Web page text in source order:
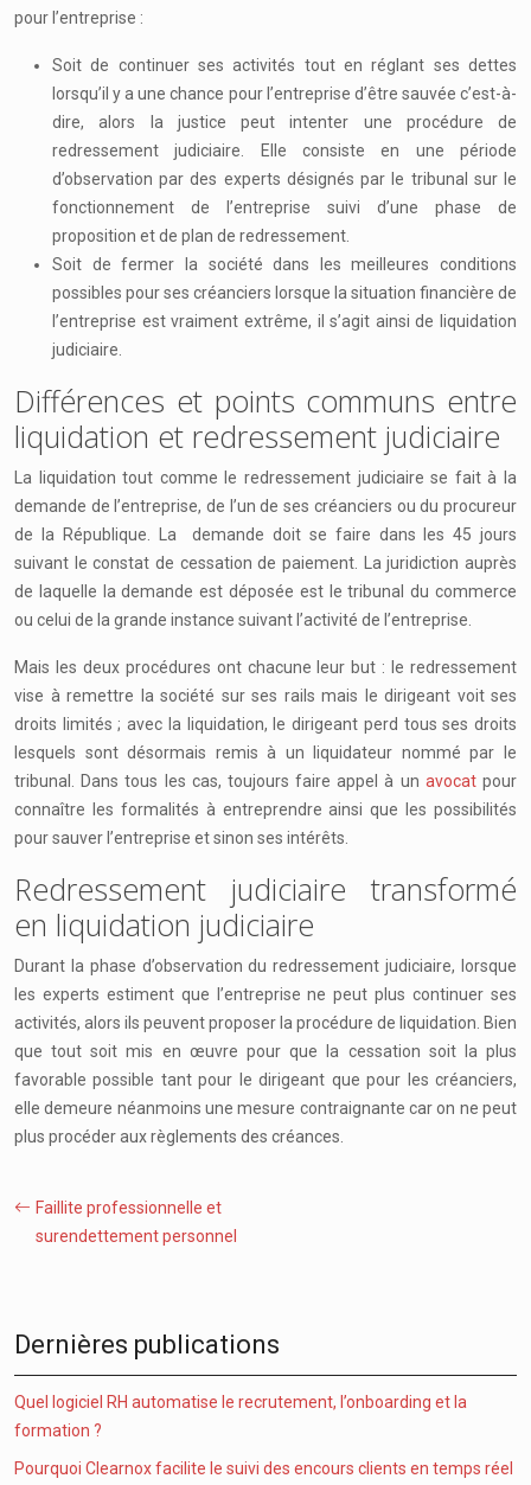
pour l’entreprise :
Soit de continuer ses activités tout en réglant ses dettes
lorsqu’il y a une chance pour l’entreprise d’être sauvée c’est-à-
dire, alors la justice peut intenter une procédure de
redressement judiciaire. Elle consiste en une période
d’observation par des experts désignés par le tribunal sur le
fonctionnement de l’entreprise suivi d’une phase de
proposition et de plan de redressement.
Soit de fermer la société dans les meilleures conditions
possibles pour ses créanciers lorsque la situation financière de
l’entreprise est vraiment extrême, il s’agit ainsi de liquidation
judiciaire.
Différences et points communs entre
liquidation et redressement judiciaire
La liquidation tout comme le redressement judiciaire se fait à la
demande de l’entreprise, de l’un de ses créanciers ou du procureur
de la République. La demande doit se faire dans les 45 jours
suivant le constat de cessation de paiement. La juridiction auprès
de laquelle la demande est déposée est le tribunal du commerce
ou celui de la grande instance suivant l’activité de l’entreprise.
Mais les deux procédures ont chacune leur but : le redressement
vise à remettre la société sur ses rails mais le dirigeant voit ses
droits limités ; avec la liquidation, le dirigeant perd tous ses droits
lesquels sont désormais remis à un liquidateur nommé par le
tribunal. Dans tous les cas, toujours faire appel à un avocatpour
connaître les formalités à entreprendre ainsi que les possibilités
pour sauver l’entreprise et sinon ses intérêts.
Redressement judiciaire transformé
en liquidation judiciaire
Durant la phase d’observation du redressement judiciaire, lorsque
les experts estiment que l’entreprise ne peut plus continuer ses
activités, alors ils peuvent proposer la procédure de liquidation. Bien
que tout soit mis en œuvre pour que la cessation soit la plus
favorable possible tant pour le dirigeant que pour les créanciers,
elle demeure néanmoins une mesure contraignante car on ne peut
plus procéder aux règlements des créances.
Faillite professionnelle et
surendettement personnel
Dernières publications
Quel logiciel RH automatise le recrutement, l’onboarding et la
formation ?
Pourquoi Clearnox facilite le suivi des encours clients en temps réel